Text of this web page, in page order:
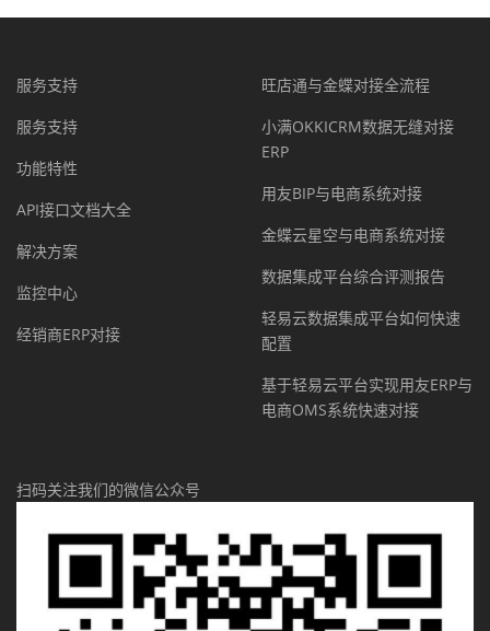
服务支持
服务支持
功能特性
API接口文档大全
解决方案
监控中心
经销商ERP对接
旺店通与金蝶对接全流程
小满OKKICRM数据无缝对接
ERP
用友BIP与电商系统对接
金蝶云星空与电商系统对接
数据集成平台综合评测报告
轻易云数据集成平台如何快速
配置
基于轻易云平台实现用友ERP与
电商OMS系统快速对接
扫码关注我们的微信公众号